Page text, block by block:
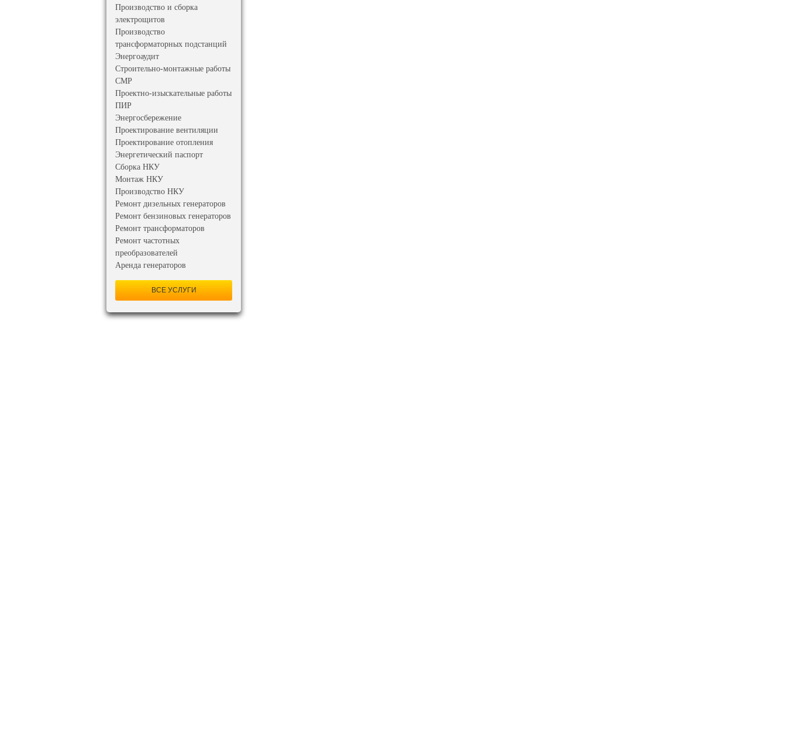
Производство и сборка
электрощитов
Производство
трансформаторных подстанций
Энергоаудит
Строительно-монтажные работы
СМР
Проектно-изыскательные работы
ПИР
Энергосбережение
Проектирование вентиляции
Проектирование отопления
Энергетический паспорт
Сборка НКУ
Монтаж НКУ
Производство НКУ
Ремонт дизельных генераторов
Ремонт бензиновых генераторов
Ремонт трансформаторов
Ремонт частотных
преобразователей
Аренда генераторов
ВСЕ УСЛУГИ